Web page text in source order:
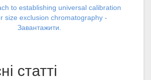
to establishing universal calibration
size exclusion chromatography -
Завантажити.
статті